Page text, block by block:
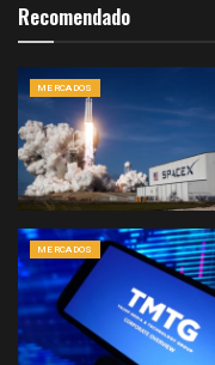
Recomendado
MERCADOS
MERCADOS